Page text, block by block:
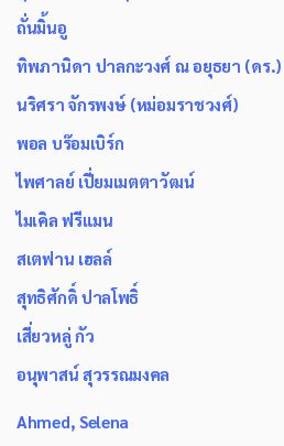
ถั่นมิ้นอู
ทิพภานิดา ปาลกะวงศ์ ณ อยุธยา (ดร.)
นริศรา จักรพงษ์ (หม่อมราชวงศ์)
พอล บร๊อมเบิร์ก
ไพศาลย์ เปี่ยมเมตตาวัฒน์
ไมเคิล ฟรีแมน
สเตฟาน เฮลล์
สุทธิศักดิ์ ปาลโพธิ์
เสี่ยวหลู่ กัว
อนุพาสน์ สุวรรณมงคล
Ahmed, Selena